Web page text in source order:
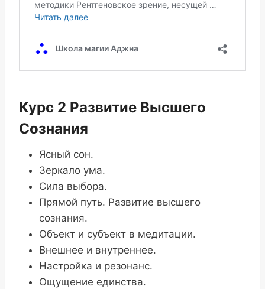
Курс 2 Развитие Высшего
Сознания
Ясный сон.
Зеркало ума.
Сила выбора.
Прямой путь. Развитие высшего
сознания.
Объект и субъект в медитации.
Внешнее и внутреннее.
Настройка и резонанс.
Ощущение единства.